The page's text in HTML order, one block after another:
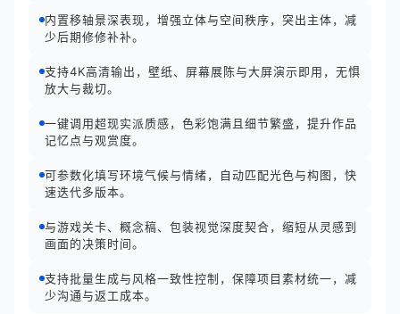
内置移轴景深表现，增强立体与空间秩序，突出主体，减
少后期修修补补。
支持4K高清输出，壁纸、屏幕展陈与大屏演示即用，无惧
放大与裁切。
一键调用超现实派质感，色彩饱满且细节繁盛，提升作品
记忆点与观赏度。
可参数化填写环境气候与情绪，自动匹配光色与构图，快
速迭代多版本。
与游戏关卡、概念稿、包装视觉深度契合，缩短从灵感到
画面的决策时间。
支持批量生成与风格一致性控制，保障项目素材统一，减
少沟通与返工成本。